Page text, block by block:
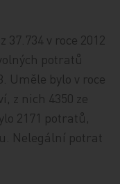
37.734 v roce 2012
potratů
Uměle bylo v roce
z nich 4350 ze
2171 potratů,
Nelegální potrat